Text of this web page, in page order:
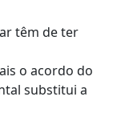
têm de ter
o acordo do
substitui a